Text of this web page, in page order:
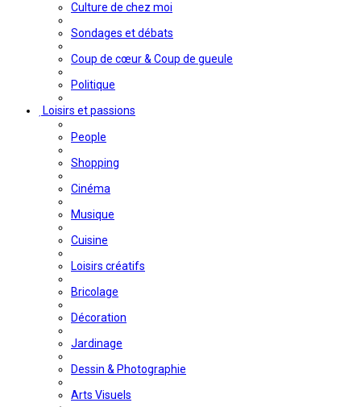
Culture de chez moi
Sondages et débats
Coup de cœur & Coup de gueule
Politique
Loisirs et passions
People
Shopping
Cinéma
Musique
Cuisine
Loisirs créatifs
Bricolage
Décoration
Jardinage
Dessin & Photographie
Arts Visuels